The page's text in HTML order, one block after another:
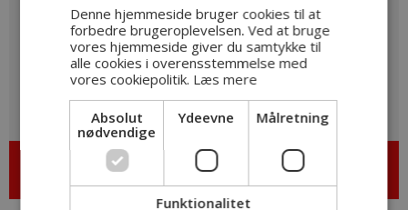
Finansiering på lån uden pant via Santander Consumer Bank.Etabl.omk. samt
mdl. kontogebyr er medtaget i alle beregninger. Forudsat betaling via BS.
Fortrydelsesret 14 dage.
Klik her og Ansøg
Denne hjemmeside bruger cookies til at
forbedre brugeroplevelsen. Ved at bruge
vores hjemmeside giver du samtykke til
alle cookies i overensstemmelse med
vores cookiepolitik. Læs mere
Absolut
nødvendige
Ydeevne Målretning
Funktionalitet